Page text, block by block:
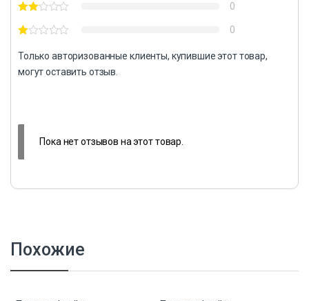
0
0
Только авторизованные клиенты, купившие этот товар,
могут оставить отзыв.
Пока нет отзывов на этот товар.
Похожие